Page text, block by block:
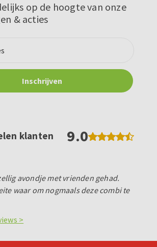
op de hoogte van onze
& acties
klanten
9.0
avondje met vrienden gehad.
waar om nogmaals deze combi te
>